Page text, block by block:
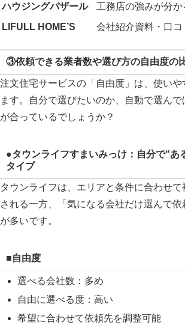
ハウジングバザール
工務店の強みが分
LIFULL HOME’S
会社紹介資料・口コ
③依頼できる業者数や選び方の自由度の
注文住宅サービスの「自由度」は、使いや
ます。自分で選びたいのか、自動で選ん
が合っているでしょうか？
●タウンライフすまいみっけ：自分で“あ
タイプ
タウンライフは、エリアと条件に合わせ
される一方、「気になる会社だけ選んで
が多いです。
■自由度
選べる会社数：多め
自由に選べる度：高い
希望に合わせて依頼先を調整可能